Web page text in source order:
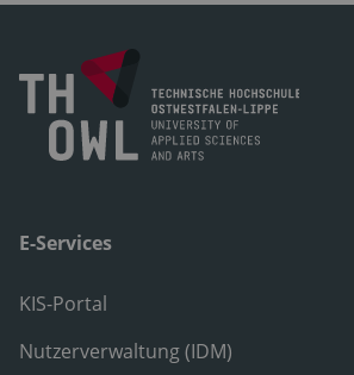
E-Services
KIS-Portal
Nutzerverwaltung (IDM)